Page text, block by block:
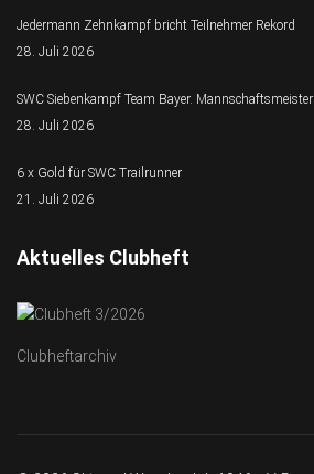
Jedermann Zehnkampf bricht Teilnehmer Rekord
28. Juli 2026
SWC Siebenkampf Team Bayer. Mannschaftsmeister
28. Juli 2026
6 x Gold für SWC Trailrunner
21. Juli 2026
Aktuelles Clubheft
Clubheftarchiv